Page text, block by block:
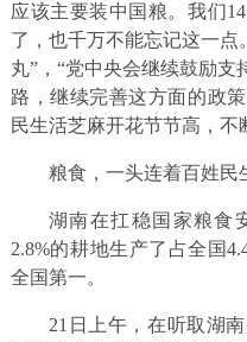
应该主要装中国粮。我们
了，也千万不能忘记这一点
丸”，“党中央会继续鼓励
路，继续完善这方面的政
民生活芝麻开花节节高，
粮食，一头连着百姓民
湖南在扛稳国家粮
2.8%的耕地生产了占全国
全国第一。
21日上午，在听取湖